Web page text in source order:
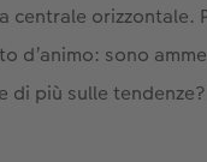
centrale orizzontale.
d’animo: sono
di più sulle